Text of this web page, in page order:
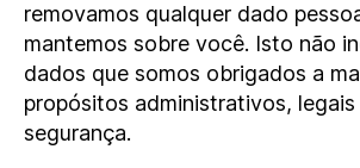
removamos qualquer dado
mantemos sobre você. Isto não
dados que somos obrigados a
propósitos administrativos,
segurança.